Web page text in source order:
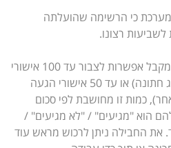
כי הרשימה שהועלתה
רצונו.
24. בעת ההרשמה, כל אירוע מקבל אפשרות לצבור עד 100 אישורי
הגעה מהאורחים (לאירוע מסוג חתונה) או עד 50 אישורי הגעה
כמות זו מחושבת לפי סכום
הוא "מגיעים" / "לא מגיעים" /
את החבילה ניתן לרכוש מראש עוד